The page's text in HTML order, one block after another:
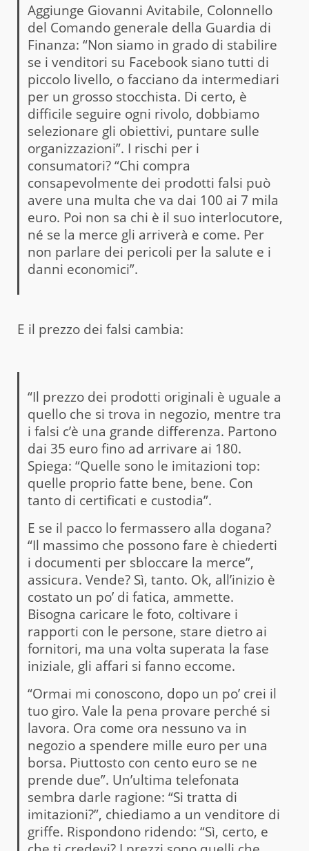
Aggiunge Giovanni Avitabile, Colonnello
del Comando generale della Guardia di
Finanza: “Non siamo in grado di stabilire
se i venditori su Facebook siano tutti di
piccolo livello, o facciano da intermediari
per un grosso stocchista. Di certo, è
difficile seguire ogni rivolo, dobbiamo
selezionare gli obiettivi, puntare sulle
organizzazioni”. I rischi per i
consumatori? “Chi compra
consapevolmente dei prodotti falsi può
avere una multa che va dai 100 ai 7 mila
euro. Poi non sa chi è il suo interlocutore,
né se la merce gli arriverà e come. Per
non parlare dei pericoli per la salute e i
danni economici”.
E il prezzo dei falsi cambia:
“Il prezzo dei prodotti originali è uguale a
quello che si trova in negozio, mentre tra
i falsi c’è una grande differenza. Partono
dai 35 euro fino ad arrivare ai 180.
Spiega: “Quelle sono le imitazioni top:
quelle proprio fatte bene, bene. Con
tanto di certificati e custodia”.
E se il pacco lo fermassero alla dogana?
“Il massimo che possono fare è chiederti
i documenti per sbloccare la merce”,
assicura. Vende? Sì, tanto. Ok, all’inizio è
costato un po’ di fatica, ammette.
Bisogna caricare le foto, coltivare i
rapporti con le persone, stare dietro ai
fornitori, ma una volta superata la fase
iniziale, gli affari si fanno eccome.
“Ormai mi conoscono, dopo un po’ crei il
tuo giro. Vale la pena provare perché si
lavora. Ora come ora nessuno va in
negozio a spendere mille euro per una
borsa. Piuttosto con cento euro se ne
prende due”. Un’ultima telefonata
sembra darle ragione: “Si tratta di
imitazioni?”, chiediamo a un venditore di
griffe. Rispondono ridendo: “Sì, certo, e